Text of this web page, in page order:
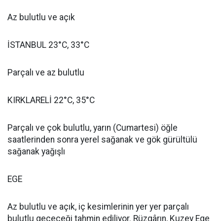
Az bulutlu ve açık
İSTANBUL 23°C, 33°C
Parçalı ve az bulutlu
KIRKLARELİ 22°C, 35°C
Parçalı ve çok bulutlu, yarın (Cumartesi) öğle
saatlerinden sonra yerel sağanak ve gök gürültülü
sağanak yağışlı
EGE
Az bulutlu ve açık, iç kesimlerinin yer yer parçalı
bulutlu geçeceği tahmin ediliyor. Rüzgârın, Kuzey Ege